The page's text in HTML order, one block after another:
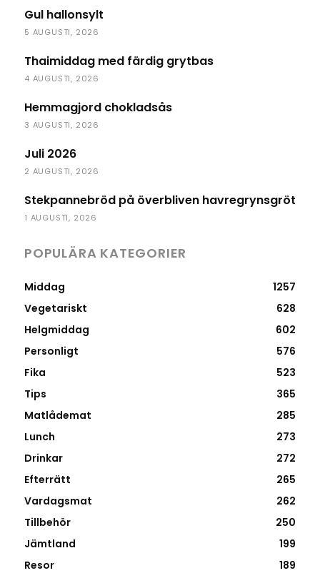
Gul hallonsylt
5 AUGUSTI, 2026
Thaimiddag med färdig grytbas
4 AUGUSTI, 2026
Hemmagjord chokladsås
3 AUGUSTI, 2026
Juli 2026
2 AUGUSTI, 2026
Stekpannebröd på överbliven havregrynsgröt
1 AUGUSTI, 2026
POPULÄRA KATEGORIER
Middag
1257
Vegetariskt
628
Helgmiddag
602
Personligt
576
Fika
523
Tips
365
Matlådemat
285
Lunch
273
Drinkar
272
Efterrätt
265
Vardagsmat
262
Tillbehör
250
Jämtland
199
Resor
189